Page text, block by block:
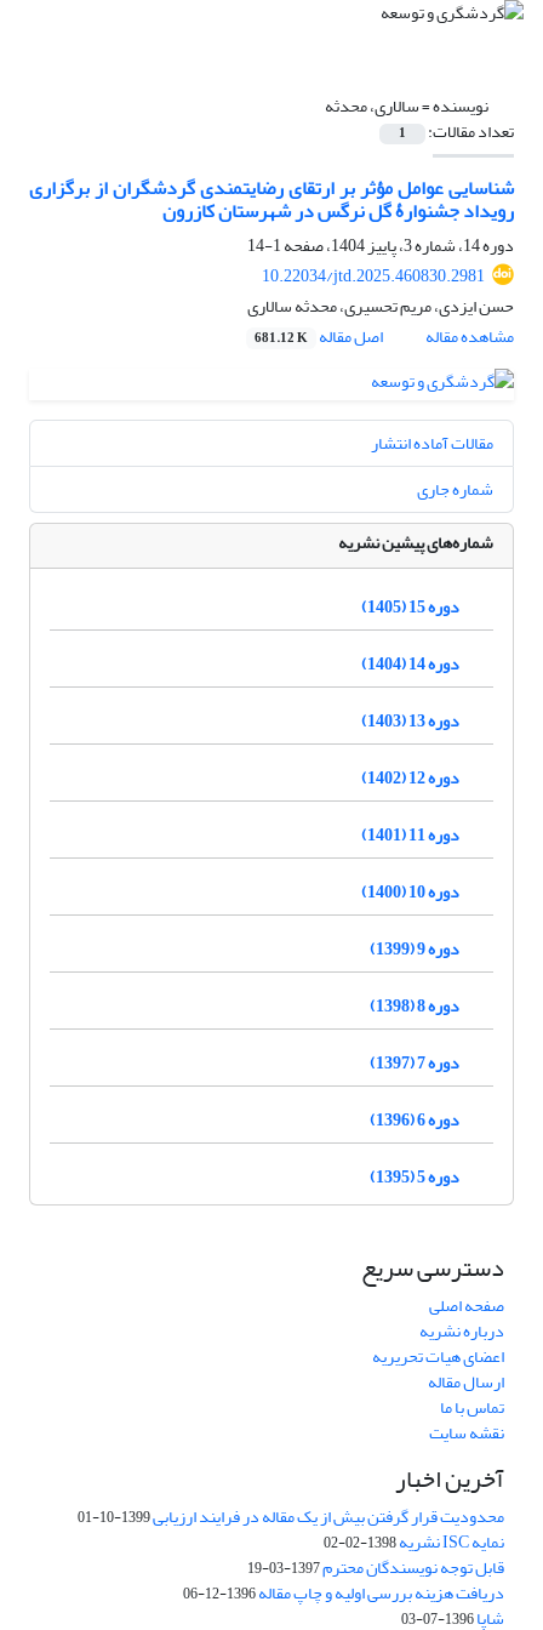
نویسنده =سالاری، محدثه
تعداد مقالات: 1
شناسایی عوامل مؤثر بر ارتقای رضایتمندی گردشگران از برگزاری
رویداد جشنوارۀ گل نرگس در شهرستان کازرون
دوره 14، شماره 3، پاییز 1404، صفحه
1-14
10.22034/jtd.2025.460830.2981
حسن ایزدی، مریم تحسیری، محدثه سالاری
مشاهده مقاله
اصل مقاله 681.12 K
مقالات آماده انتشار
شماره جاری
شماره‌های پیشین نشریه
دوره 15 (1405)
دوره 14 (1404)
دوره 13 (1403)
دوره 12 (1402)
دوره 11 (1401)
دوره 10 (1400)
دوره 9 (1399)
دوره 8 (1398)
دوره 7 (1397)
دوره 6 (1396)
دوره 5 (1395)
دسترسی سریع
صفحه اصلی
درباره نشریه
اعضای هیات تحریریه
ارسال مقاله
تماس با ما
نقشه سایت
آخرین اخبار
محدودیت قرار گرفتن بیش از یک مقاله در فرایند ارزیابی1399-10-01
نمایه ISC نشریه 1398-02-02
قابل توجه نویسندگان محترم1397-03-19
دریافت هزینه بررسی اولیه و چاپ مقاله1396-12-06
شاپا1396-07-03